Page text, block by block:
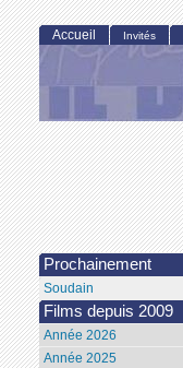
Accueil Invités
Prochainement
Soudain
Films depuis 2009
Année 2026
Année 2025